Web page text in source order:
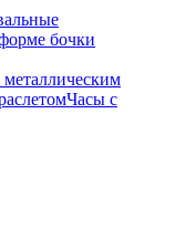
бочки
Часы с